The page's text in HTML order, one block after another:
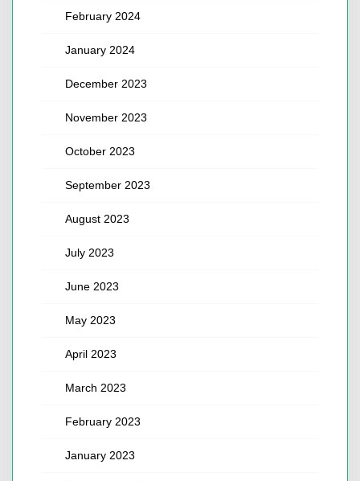
February 2024
January 2024
December 2023
November 2023
October 2023
September 2023
August 2023
July 2023
June 2023
May 2023
April 2023
March 2023
February 2023
January 2023